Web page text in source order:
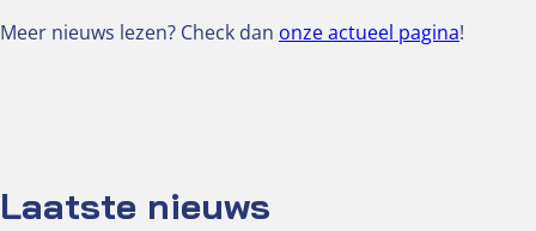
Meer nieuws lezen? Check dan onze actueel pagina!
Laatste nieuws